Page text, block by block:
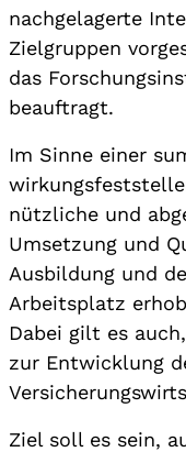
nachgelagerte
Zielgruppen
das
beauftragt.
Im Sinne einer
nützliche und
Umsetzung und
Ausbildung und
Arbeitsplatz
Dabei gilt es
zur Entwicklung
Ziel soll es sein,